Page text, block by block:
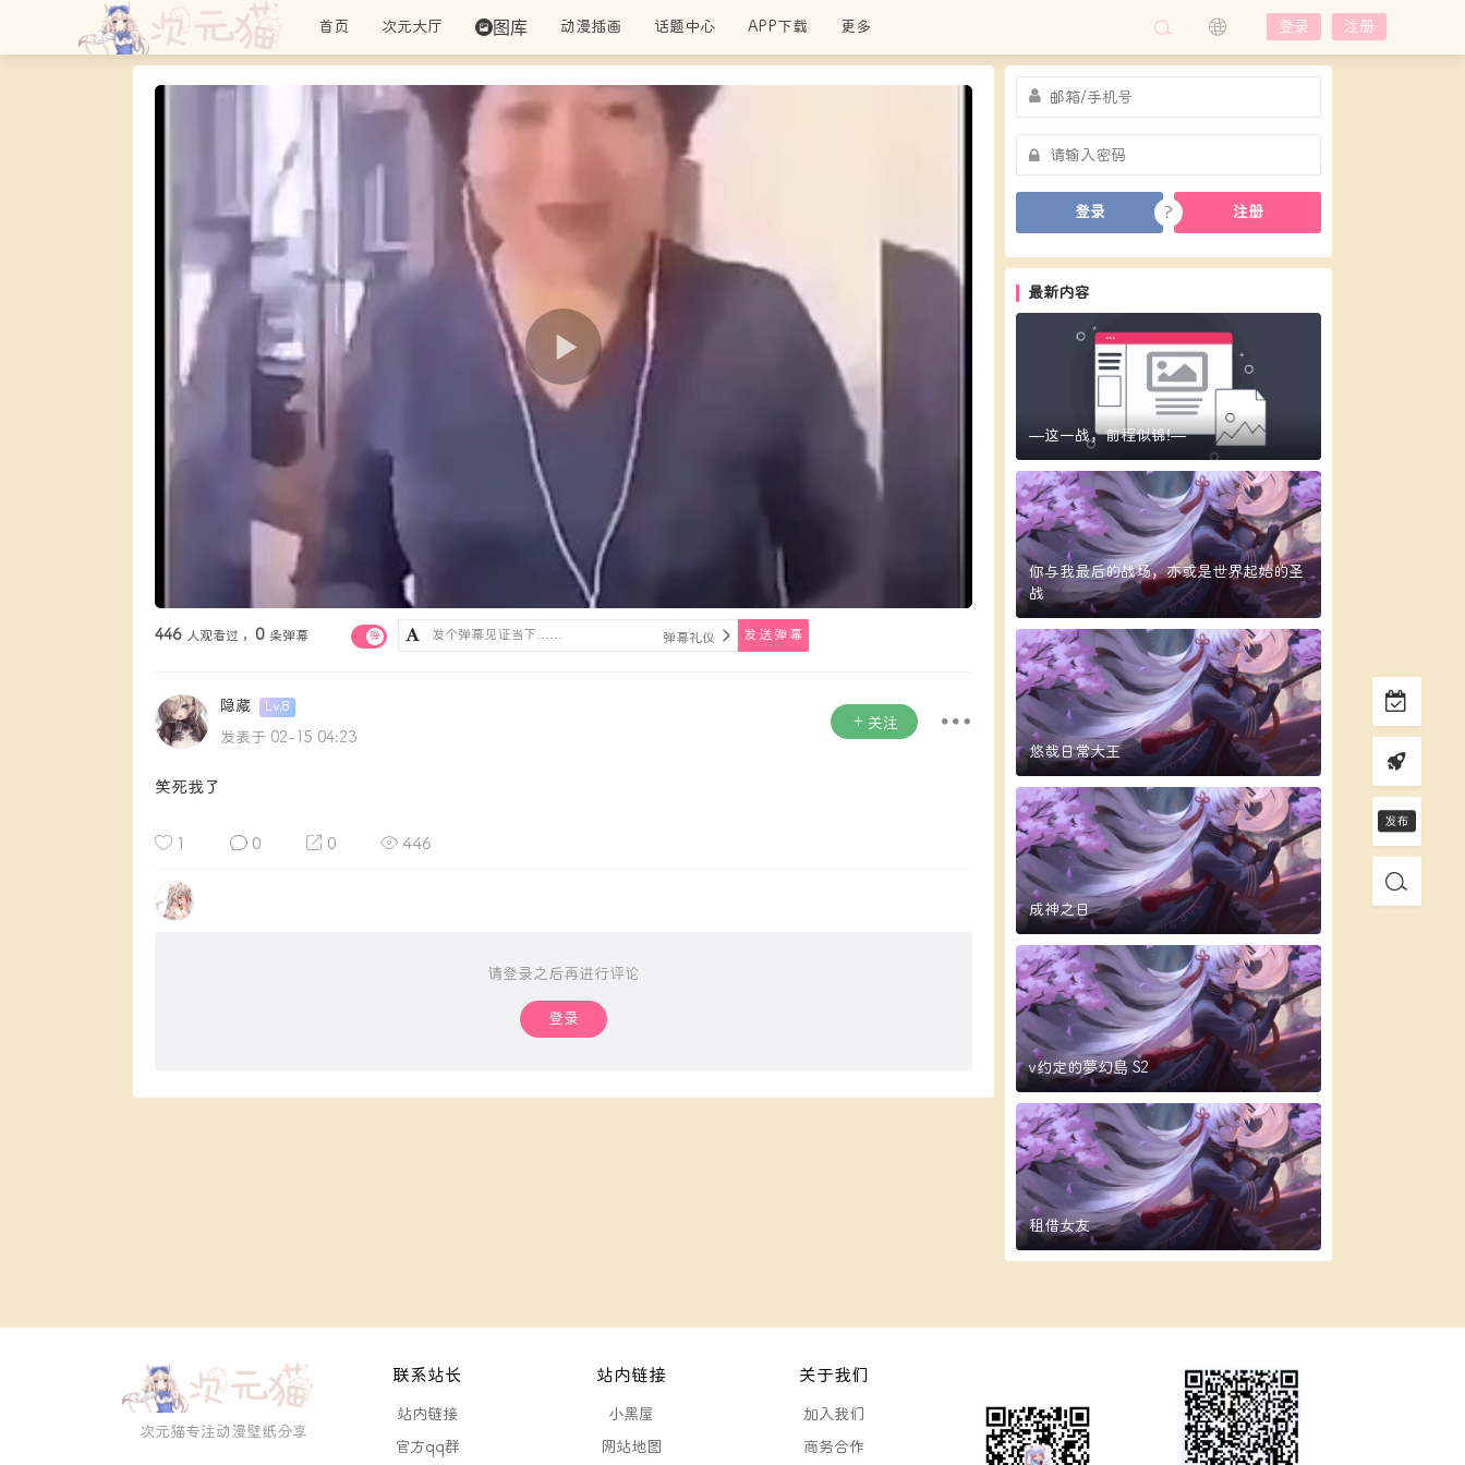
首页 次元大厅 图库 动漫插画 话题中心 APP下载 更多 登录 注册
446 人观看过 ， 0 条弹幕 发送弹幕
弹幕礼仪
弹
隐藏 Lv.8
发表于 02-15 04:23
关注
笑死我了
1 0 0 446
请登录之后再进行评论
登录
登录 ? 注册
最新内容
—这一战，前程似锦!—
你与我最后的战场，亦或是世界起始的圣
战
悠哉日常大王
成神之日
v约定的夢幻島 S2
租借女友
次元猫专注动漫壁纸分享
联系站长
站内链接
官方qq群
站内链接
小黑屋
网站地图
关于我们
加入我们
商务合作